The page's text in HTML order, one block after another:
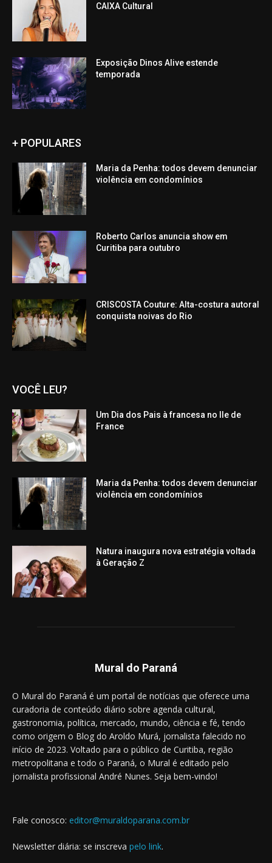
CAIXA Cultural
Exposição Dinos Alive estende
temporada
+ POPULARES
Maria da Penha: todos devem denunciar
violência em condomínios
Roberto Carlos anuncia show em
Curitiba para outubro
CRISCOSTA Couture: Alta-costura autoral
conquista noivas do Rio
VOCÊ LEU?
Um Dia dos Pais à francesa no Ile de
France
Maria da Penha: todos devem denunciar
violência em condomínios
Natura inaugura nova estratégia voltada
à Geração Z
Mural do Paraná
O Mural do Paraná é um portal de notícias que oferece uma
curadoria de conteúdo diário sobre agenda cultural,
gastronomia, política, mercado, mundo, ciência e fé, tendo
como origem o Blog do Aroldo Murá, jornalista falecido no
início de 2023. Voltado para o público de Curitiba, região
metropolitana e todo o Paraná, o Mural é editado pelo
jornalista profissional André Nunes. Seja bem-vindo!
Fale conosco: editor@muraldoparana.com.br
Newsletter diária: se inscreva pelo link.